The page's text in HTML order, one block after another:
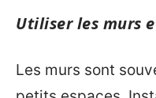
Utiliser les murs
Les murs sont